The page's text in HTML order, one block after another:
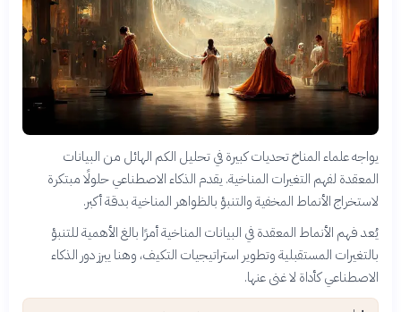
يواجه علماء المناخ تحديات كبيرة في تحليل الكم الهائل من البيانات
المعقدة لفهم التغيرات المناخية. يقدم الذكاء الاصطناعي حلولًا مبتكرة
لاستخراج الأنماط المخفية والتنبؤ بالظواهر المناخية بدقة أكبر.
يُعد فهم الأنماط المعقدة في البيانات المناخية أمرًا بالغ الأهمية للتنبؤ
بالتغيرات المستقبلية وتطوير استراتيجيات التكيف، وهنا يبرز دور الذكاء
الاصطناعي كأداة لا غنى عنها.